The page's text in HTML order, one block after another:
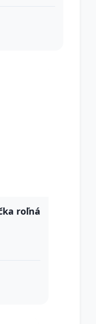
roľná